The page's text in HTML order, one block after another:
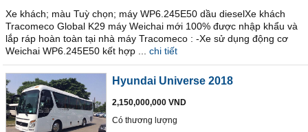
Xe khách; màu Tuỳ chọn; máy WP6.245E50 dầu dieselXe khách
Tracomeco Global K29 máy Weichai mới 100% được nhập khẩu và
lắp ráp hoàn toàn tại nhà máy Tracomeco : -Xe sử dụng động cơ
Weichai WP6.245E50 kết hợp ...
chi tiết
Hyundai Universe 2018
2,150,000,000 VND
Có thương lượng